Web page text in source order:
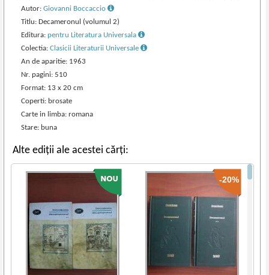
Autor:Giovanni Boccaccio
Titlu: Decameronul (volumul 2)
Editura: pentru Literatura Universala
Colectia:Clasicii Literaturii Universale
An de aparitie: 1963
Nr. pagini: 510
Format: 13 x 20 cm
Coperti: brosate
Carte in limba: romana
Stare: buna
Alte ediții ale acestei cărți:
-20%